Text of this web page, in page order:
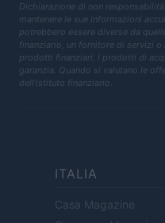
Dichiarazione di non
mantenere le sue informazioni
potrebbero essere diverse da
finanziario, un fornitore di servizi
prodotti finanziari, i prodotti di
garanzia. Quando si valutano le
dell'istituto finanziario.
ITALIA
Casa Magazine